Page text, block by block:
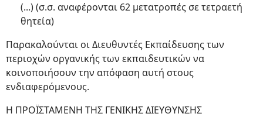
(...) (σ.σ. αναφέρονται 62 μετατροπές σε τετραετή
θητεία)
Παρακαλούνται οι Διευθυντές Εκπαίδευσης των
περιοχών οργανικής των εκπαιδευτικών να
κοινοποιήσουν την απόφαση αυτή στους
ενδιαφερόμενους.
Η ΠΡΟΪΣΤΑΜΕΝΗ ΤΗΣ ΓΕΝΙΚΗΣ ΔΙΕΥΘΥΝΣΗΣ